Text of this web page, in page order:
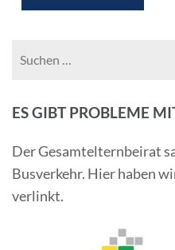
ES GIBT PROBLEME
Der Gesamtelternbeirat
Busverkehr. Hier haben
verlinkt.